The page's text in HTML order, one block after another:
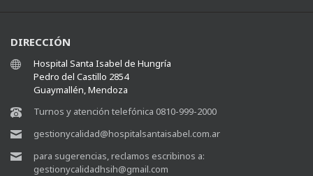
DIRECCIÓN
Hospital Santa Isabel de Hungría
Pedro del Castillo 2854
Guaymallén, Mendoza
Turnos y atención telefónica 0810-999-2000
gestionycalidad@hospitalsantaisabel.com.ar
para sugerencias, reclamos escribinos a:
gestionycalidadhsih@gmail.com